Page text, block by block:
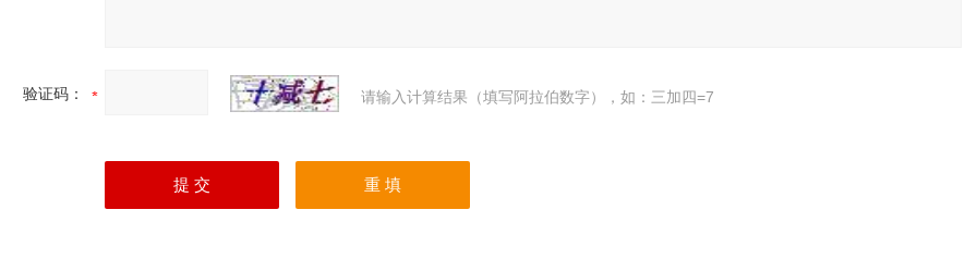
验证码： 请输入计算结果（填写阿拉伯数字），如：三加四=7